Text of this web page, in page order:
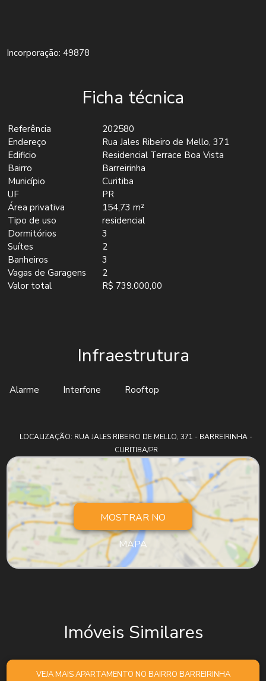
Incorporação: 49878
Ficha técnica
Referência
202580
Endereço
Rua Jales Ribeiro de Mello, 371
Edificio
Residencial Terrace Boa Vista
Bairro
Barreirinha
Município
Curitiba
UF
PR
Área privativa
154,73 m²
Tipo de uso
residencial
Dormitórios
3
Suítes
2
Banheiros
3
Vagas de Garagens
2
Valor total
R$ 739.000,00
Infraestrutura
Alarme Interfone Rooftop
LOCALIZAÇÃO: RUA JALES RIBEIRO DE MELLO, 371 - BARREIRINHA -
CURITIBA/PR
MOSTRAR NO
MAPA
Imóveis Similares
VEJA MAIS APARTAMENTO NO BAIRRO BARREIRINHA